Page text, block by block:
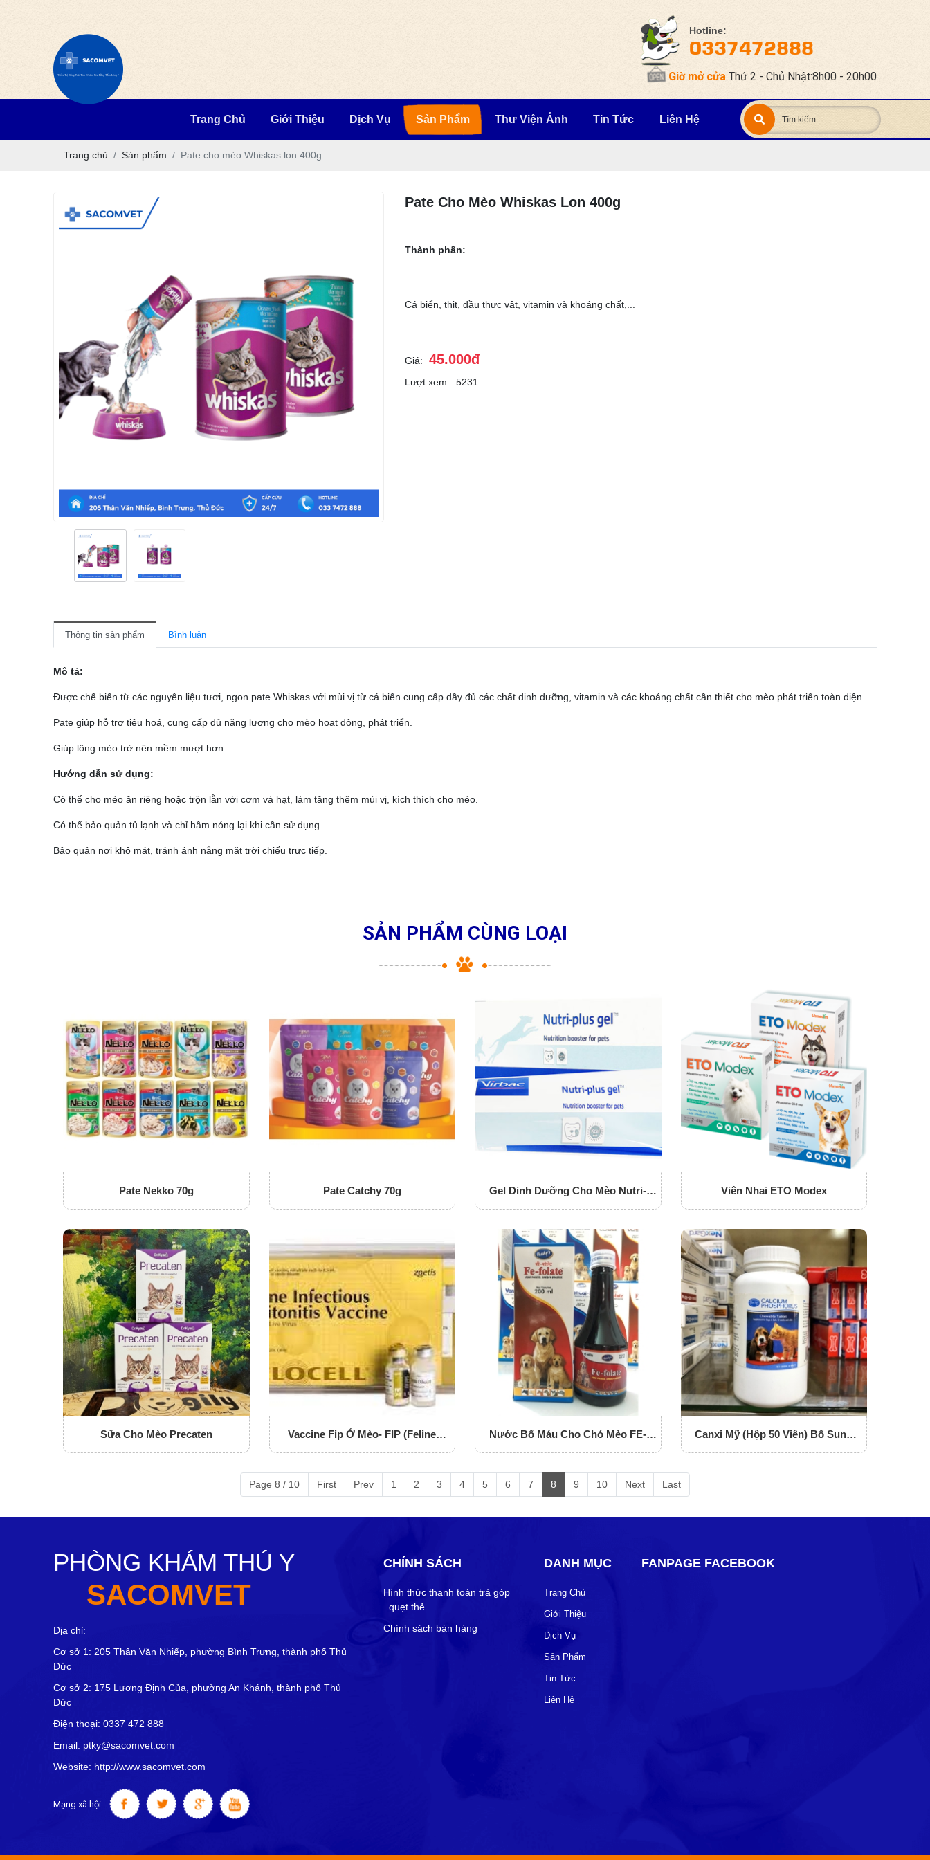
Hotline:
0337472888
Giờ mở cửa Thứ 2 - Chủ Nhật:8h00 - 20h00
Trang Chủ Giới Thiệu Dịch Vụ Sản Phẩm Thư Viện Ảnh Tin Tức Liên Hệ
Trang chủ Sản phẩm Pate cho mèo Whiskas lon 400g
Pate Cho Mèo Whiskas Lon 400g
Thành phần:
Cá biển, thịt, dầu thực vật, vitamin và khoáng chất,...
Giá: 45.000đ
Lượt xem: 5231
Thông tin sản phẩm Bình luận
Mô tả:
Được chế biến từ các nguyên liệu tươi, ngon pate Whiskas với mùi vị từ cá biển cung cấp dầy đủ các chất dinh dưỡng, vitamin và các khoáng chất cần thiết cho mèo phát triển toàn diện.
Pate giúp hỗ trợ tiêu hoá, cung cấp đủ năng lượng cho mèo hoạt động, phát triển.
Giúp lông mèo trở nên mềm mượt hơn.
Hướng dẫn sử dụng:
Có thể cho mèo ăn riêng hoặc trộn lẫn với cơm và hạt, làm tăng thêm mùi vị, kích thích cho mèo.
Có thể bảo quản tủ lạnh và chỉ hâm nóng lại khi cần sử dụng.
Bảo quản nơi khô mát, tránh ánh nắng mặt trời chiếu trực tiếp.
SẢN PHẨM CÙNG LOẠI
Pate Nekko 70g Pate Catchy 70g
Gel Dinh Dưỡng Cho Mèo Nutri-
Plus Gel
Viên Nhai ETO Modex
Sữa Cho Mèo Precaten
Vaccine Fip Ở Mèo- FIP (Feline
Nước Bổ Máu Cho Chó Mèo FE-
Canxi Mỹ (Hộp 50 Viên) Bổ Sung
Page 8 / 10 First Prev 1 2 3 4 5 6 7 8 9 10 Next Last
PHÒNG KHÁM THÚ Y
SACOMVET
Địa chỉ:
Cơ sở 1: 205 Thân Văn Nhiếp, phường Bình Trưng, thành phố Thủ
Đức
Cơ sở 2: 175 Lương Định Của, phường An Khánh, thành phố Thủ
Đức
Điện thoại: 0337 472 888
Email: ptky@sacomvet.com
Website: http://www.sacomvet.com
Mạng xã hội:
CHÍNH SÁCH
Hình thức thanh toán trả góp
..quẹt thẻ
Chính sách bán hàng
DANH MỤC
Trang Chủ
Giới Thiệu
Dịch Vụ
Sản Phẩm
Tin Tức
Liên Hệ
FANPAGE FACEBOOK